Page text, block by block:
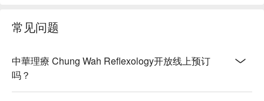
常见问题
中華理療 Chung Wah Reflexology开放线上预订
吗？